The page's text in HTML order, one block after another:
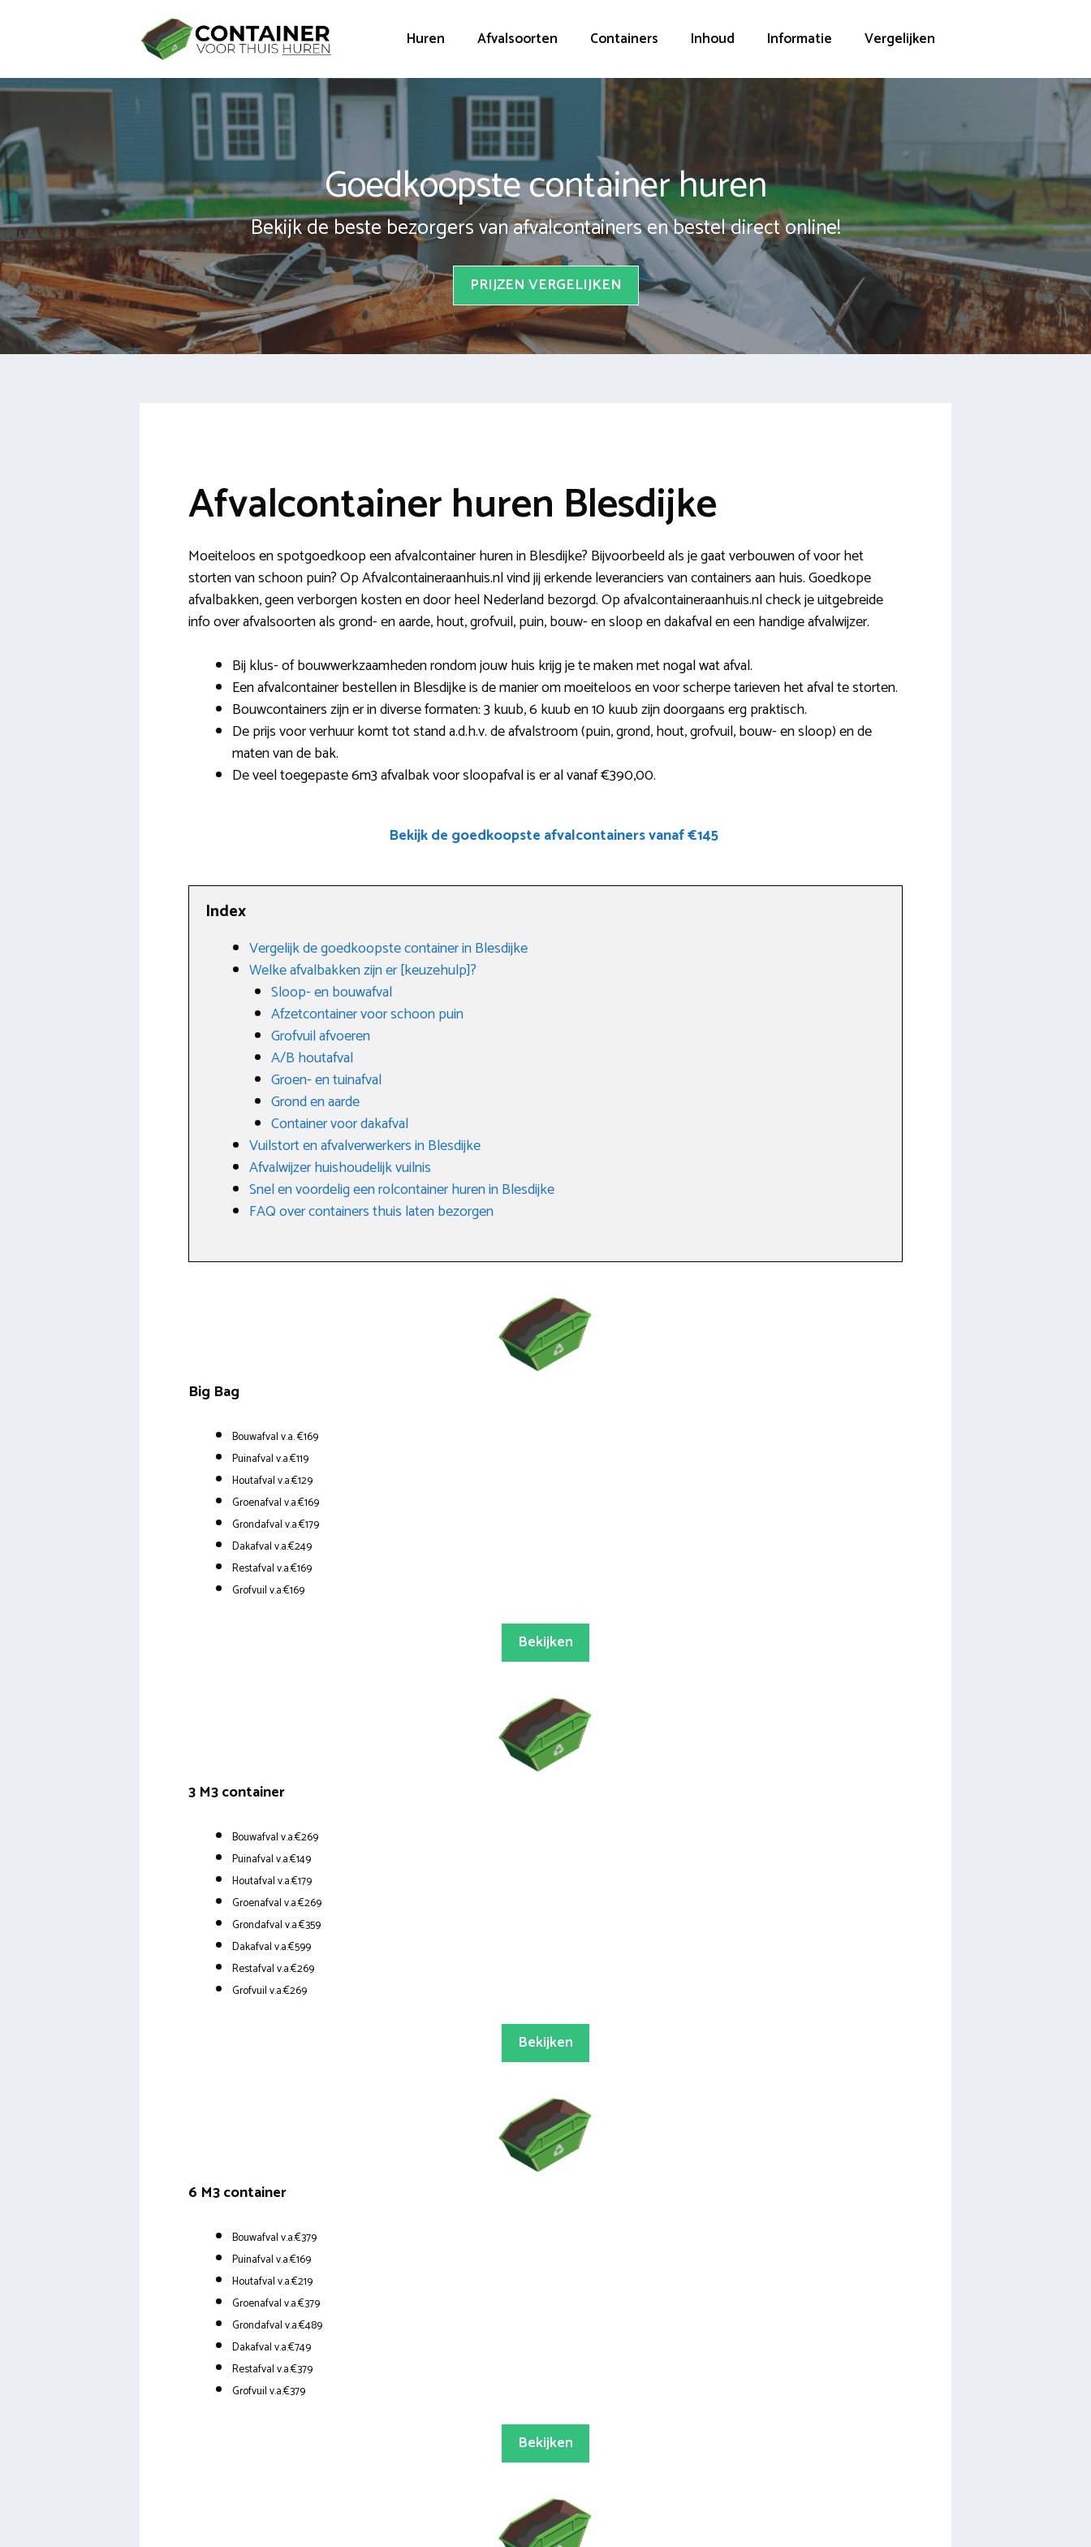
Huren Afvalsoorten Containers Inhoud Informatie Vergelijken
Goedkoopste container huren
Bekijk de beste bezorgers van afvalcontainers en bestel direct online!
PRIJZEN VERGELIJKEN
Afvalcontainer huren Blesdijke
Moeiteloos en spotgoedkoop een afvalcontainer huren in Blesdijke? Bijvoorbeeld als je gaat verbouwen of voor het
storten van schoon puin? Op Afvalcontaineraanhuis.nl vind jij erkende leveranciers van containers aan huis. Goedkope
afvalbakken, geen verborgen kosten en door heel Nederland bezorgd. Op afvalcontaineraanhuis.nl check je uitgebreide
info over afvalsoorten als grond- en aarde, hout, grofvuil, puin, bouw- en sloop en dakafval en een handige afvalwijzer.
Bij klus- of bouwwerkzaamheden rondom jouw huis krijg je te maken met nogal wat afval.
Een afvalcontainer bestellen in Blesdijke is de manier om moeiteloos en voor scherpe tarieven het afval te storten.
Bouwcontainers zijn er in diverse formaten: 3 kuub, 6 kuub en 10 kuub zijn doorgaans erg praktisch.
De prijs voor verhuur komt tot stand a.d.h.v. de afvalstroom (puin, grond, hout, grofvuil, bouw- en sloop) en de
maten van de bak.
De veel toegepaste 6m3 afvalbak voor sloopafval is er al vanaf €390,00.
Bekijk de goedkoopste afvalcontainers vanaf €145
Index
Vergelijk de goedkoopste container in Blesdijke
Welke afvalbakken zijn er [keuzehulp]?
Sloop- en bouwafval
Afzetcontainer voor schoon puin
Grofvuil afvoeren
A/B houtafval
Groen- en tuinafval
Grond en aarde
Container voor dakafval
Vuilstort en afvalverwerkers in Blesdijke
Afvalwijzer huishoudelijk vuilnis
Snel en voordelig een rolcontainer huren in Blesdijke
FAQ over containers thuis laten bezorgen
Big Bag
Bouwafval v.a. €169
Puinafval v.a.€119
Houtafval v.a.€129
Groenafval v.a.€169
Grondafval v.a.€179
Dakafval v.a.€249
Restafval v.a.€169
Grofvuil v.a.€169
Bekijken
3 M3 container
Bouwafval v.a.€269
Puinafval v.a.€149
Houtafval v.a.€179
Groenafval v.a.€269
Grondafval v.a.€359
Dakafval v.a.€599
Restafval v.a.€269
Grofvuil v.a.€269
Bekijken
6 M3 container
Bouwafval v.a.€379
Puinafval v.a.€169
Houtafval v.a.€219
Groenafval v.a.€379
Grondafval v.a.€489
Dakafval v.a.€749
Restafval v.a.€379
Grofvuil v.a.€379
Bekijken